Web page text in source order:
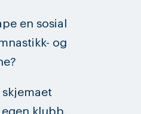
en sosial
og
klubb.